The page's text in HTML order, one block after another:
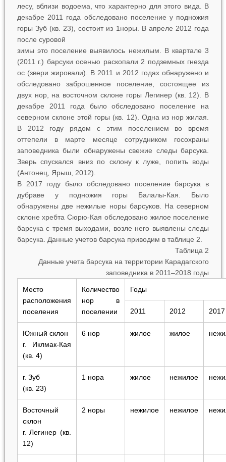
лесу, вблизи водоема, что характерно для этого вида. В
декабре 2011 года обследовано поселение у подножия
горы Зуб (кв. 23), состоит из 1норы. В апреле 2012 года
после суровой
зимы это поселение выявилось нежилым. В квартале 3
(2011 г.) барсуки осенью раскопали 2 подземных гнезда
ос (звери жировали). В 2011 и 2012 годах обнаружено и
обследовано заброшенное поселение, состоящее из
двух нор, на восточном склоне горы Легинер (кв. 12). В
декабре 2011 года было обследовано поселение на
северном склоне этой горы (кв. 12). Одна из нор жилая.
В 2012 году рядом с этим поселением во время
оттепели в марте месяце сотрудником госохраны
заповедника были обнаружены свежие следы барсука.
Зверь спускался вниз по склону к луже, попить воды
(Антонец, Ярыш, 2012).
В 2017 году было обследовано поселение барсука в
дубраве у подножия горы Балалы-Кая. Было
обнаружены две нежилые норы барсуков. На северном
склоне хребта Сюрю-Кая обследовано жилое поселение
барсука с тремя выходами, возле него выявлены следы
барсука. Данные учетов барсука приводим в таблице 2.
Таблица 2
Данные учета барсука на территории Карадагского
заповедника в 2011–2018 годы
Место
расположения
поселения
Количество
нор в
поселении
Годы
2011 2012 2017
Южный склон
г. Иклмак-Кая
(кв. 4)
6 нор жилое жилое
г. Зуб
(кв. 23)
1 нора жилое нежилое
Восточный
склон
г. Легинер (кв.
12)
2 норы нежилое нежилое